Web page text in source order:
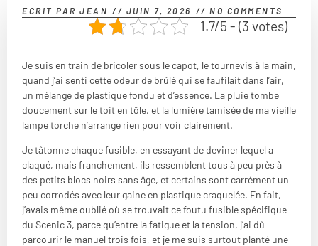
ECRIT PAR JEAN // JUIN 7, 2026 // NO COMMENTS
1.7/5 - (3 votes)
Je suis en train de bricoler sous le capot, le tournevis à la main,
quand j’ai senti cette odeur de brûlé qui se faufilait dans l’air,
un mélange de plastique fondu et d’essence. La pluie tombe
doucement sur le toit en tôle, et la lumière tamisée de ma vieille
lampe torche n’arrange rien pour voir clairement.
Je tâtonne chaque fusible, en essayant de deviner lequel a
claqué, mais franchement, ils ressemblent tous à peu près à
des petits blocs noirs sans âge, et certains sont carrément un
peu corrodés avec leur gaine en plastique craquelée. En fait,
j’avais même oublié où se trouvait ce foutu fusible spécifique
du Scenic 3, parce qu’entre la fatigue et la tension, j’ai dû
parcourir le manuel trois fois, et je me suis surtout planté une